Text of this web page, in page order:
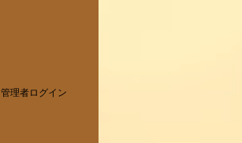
管理者ログイン